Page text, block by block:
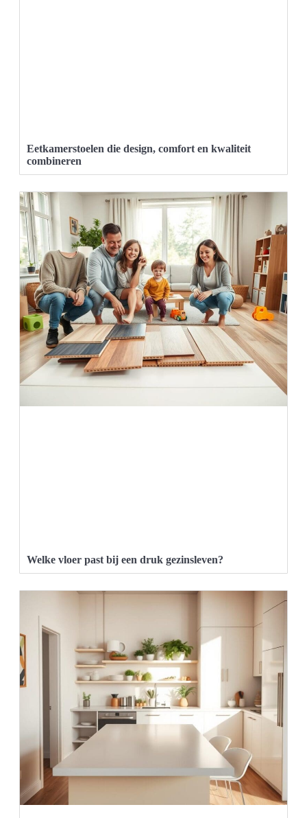
Eetkamerstoelen die design, comfort en kwaliteit
combineren
Welke vloer past bij een druk gezinsleven?